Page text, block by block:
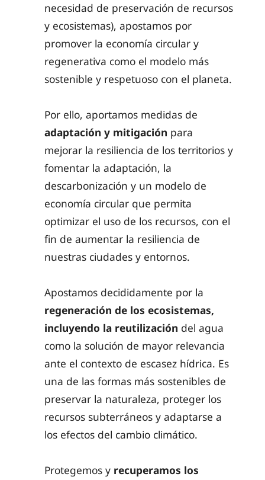
necesidad de preservación de recursos
y ecosistemas), apostamos por
promover la economía circular y
regenerativa como el modelo más
sostenible y respetuoso con el planeta.
Por ello, aportamos medidas de
adaptación y mitigación para
mejorar la resiliencia de los territorios y
fomentar la adaptación, la
descarbonización y un modelo de
economía circular que permita
optimizar el uso de los recursos, con el
fin de aumentar la resiliencia de
nuestras ciudades y entornos.
Apostamos decididamente por la
regeneración de los ecosistemas,
incluyendo la reutilización del agua
como la solución de mayor relevancia
ante el contexto de escasez hídrica. Es
una de las formas más sostenibles de
preservar la naturaleza, proteger los
recursos subterráneos y adaptarse a
los efectos del cambio climático.
Protegemos y recuperamos los